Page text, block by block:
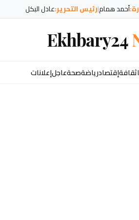
أحمد همام|رئيس التحرير:عادل البكل
Ekhbary24
ثقافةإقتصادرياضةصحةعاجلإعلانات